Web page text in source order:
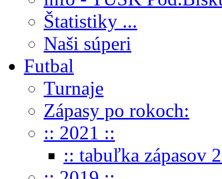
Štatistiky ...
Naši súperi
Futbal
Turnaje
Zápasy po rokoch:
:: 2021 ::
:: tabuľka zápasov